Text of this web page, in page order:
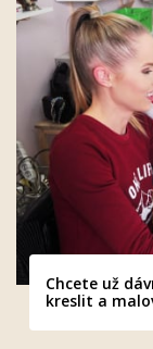
Chcete už
kreslit a